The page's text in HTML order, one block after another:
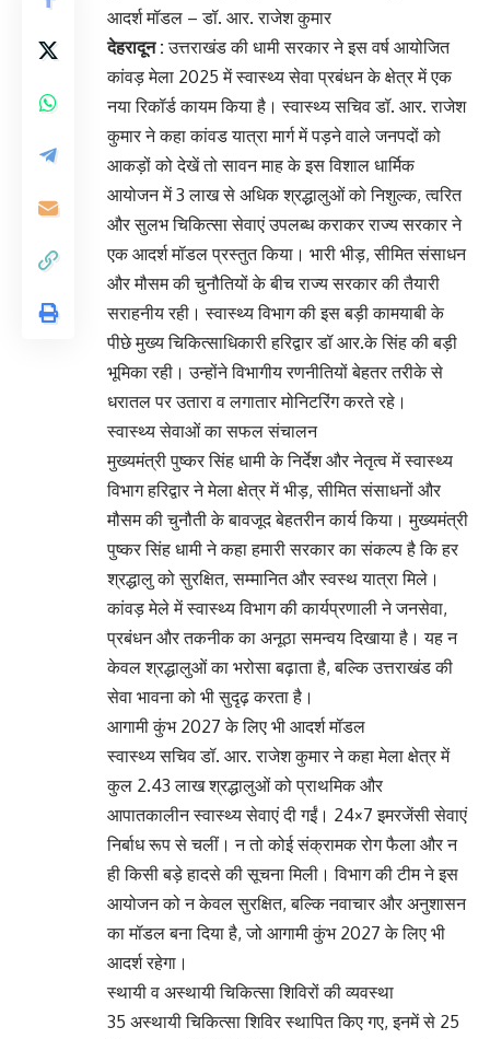
आदर्श मॉडल – डॉ. आर. राजेश कुमार
देहरादून : उत्तराखंड की धामी सरकार ने इस वर्ष आयोजित
कांवड़ मेला 2025 में स्वास्थ्य सेवा प्रबंधन के क्षेत्र में एक
नया रिकॉर्ड कायम किया है। स्वास्थ्य सचिव डॉ. आर. राजेश
कुमार ने कहा कांवड यात्रा मार्ग में पड़ने वाले जनपदों को
आकड़ों को देखें तो सावन माह के इस विशाल धार्मिक
आयोजन में 3 लाख से अधिक श्रद्धालुओं को निशुल्क, त्वरित
और सुलभ चिकित्सा सेवाएं उपलब्ध कराकर राज्य सरकार ने
एक आदर्श मॉडल प्रस्तुत किया। भारी भीड़, सीमित संसाधन
और मौसम की चुनौतियों के बीच राज्य सरकार की तैयारी
सराहनीय रही। स्वास्थ्य विभाग की इस बड़ी कामयाबी के
पीछे मुख्य चिकित्साधिकारी हरिद्वार डॉ आर.के सिंह की बड़ी
भूमिका रही। उन्होंने विभागीय रणनीतियों बेहतर तरीके से
धरातल पर उतारा व लगातार मोनिटरिंग करते रहे।
स्वास्थ्य सेवाओं का सफल संचालन
मुख्यमंत्री पुष्कर सिंह धामी के निर्देश और नेतृत्व में स्वास्थ्य
विभाग हरिद्वार ने मेला क्षेत्र में भीड़, सीमित संसाधनों और
मौसम की चुनौती के बावजूद बेहतरीन कार्य किया। मुख्यमंत्री
पुष्कर सिंह धामी ने कहा हमारी सरकार का संकल्प है कि हर
श्रद्धालु को सुरक्षित, सम्मानित और स्वस्थ यात्रा मिले।
कांवड़ मेले में स्वास्थ्य विभाग की कार्यप्रणाली ने जनसेवा,
प्रबंधन और तकनीक का अनूठा समन्वय दिखाया है। यह न
केवल श्रद्धालुओं का भरोसा बढ़ाता है, बल्कि उत्तराखंड की
सेवा भावना को भी सुदृढ़ करता है।
आगामी कुंभ 2027 के लिए भी आदर्श मॉडल
स्वास्थ्य सचिव डॉ. आर. राजेश कुमार ने कहा मेला क्षेत्र में
कुल 2.43 लाख श्रद्धालुओं को प्राथमिक और
आपातकालीन स्वास्थ्य सेवाएं दी गईं। 24×7 इमरजेंसी सेवाएं
निर्बाध रूप से चलीं। न तो कोई संक्रामक रोग फैला और न
ही किसी बड़े हादसे की सूचना मिली। विभाग की टीम ने इस
आयोजन को न केवल सुरक्षित, बल्कि नवाचार और अनुशासन
का मॉडल बना दिया है, जो आगामी कुंभ 2027 के लिए भी
आदर्श रहेगा।
स्थायी व अस्थायी चिकित्सा शिविरों की व्यवस्था
35 अस्थायी चिकित्सा शिविर स्थापित किए गए, इनमें से 25